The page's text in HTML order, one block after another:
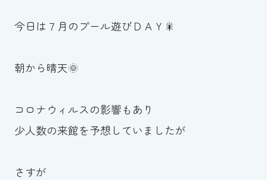
カレンダー
今日は７月のプール遊びＤＡＹ🎇
朝から晴天🌞
コロナウィルスの影響もあり
少人数の来館を予想していましたが
さすが